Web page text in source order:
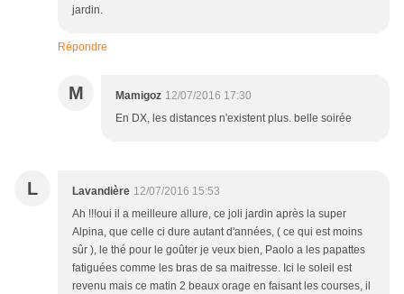
jardin.
Répondre
M Mamigoz 12/07/2016 17:30
En DX, les distances n'existent plus. belle soirée
L Lavandière 12/07/2016 15:53
Ah !!!oui il a meilleure allure, ce joli jardin après la super
Alpina, que celle ci dure autant d'années, ( ce qui est moins
sûr ), le thé pour le goûter je veux bien, Paolo a les papattes
fatiguées comme les bras de sa maitresse. Ici le soleil est
revenu mais ce matin 2 beaux orage en faisant les courses, il